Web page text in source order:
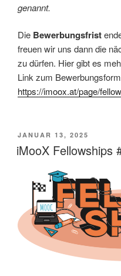
genannt.
Die Bewerbungsfrist
freuen wir uns dann die
zu dürfen. Hier gibt es
Link zum
https://imoox.at/page/
VERÖFFENTLICHT
AM
JANUAR 13, 2025
iMooX Fellowships